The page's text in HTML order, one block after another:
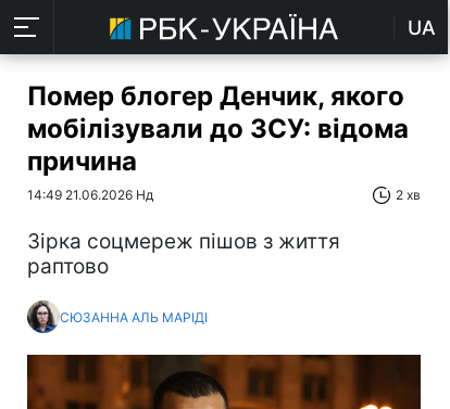
UA
Помер блогер Денчик, якого
мобілізували до ЗСУ: відома
причина
14:49 21.06.2026 Нд 2 хв
Зірка соцмереж пішов з життя
раптово
СЮЗАННА АЛЬ МАРІДІ